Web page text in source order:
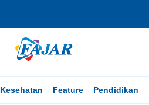
Kesehatan Feature Pendidikan